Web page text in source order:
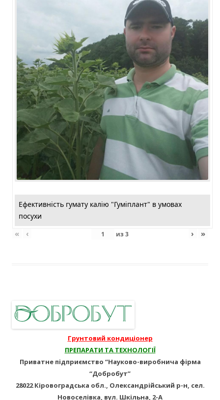
Ефективність гумату калію "Гуміплант" в умовах
посухи
« ‹ из 3 › »
Грунтовий кондиціонер
ПРЕПАРАТИ ТА ТЕХНОЛОГІЇ
Приватне підприємство “Науково-виробнича фірма
“Добробут”
28022 Кіровоградська обл., Олександрійський р-н, сел.
Новоселівка, вул. Шкільна, 2-А